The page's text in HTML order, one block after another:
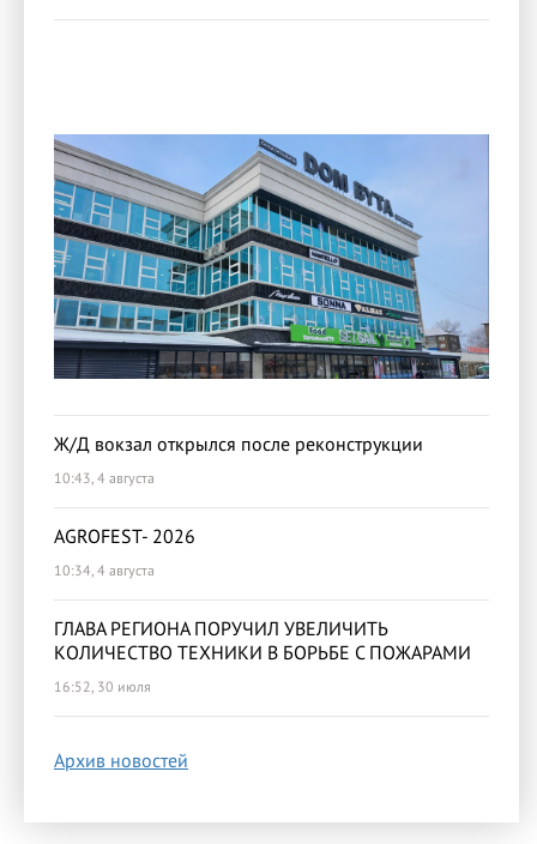
Ж/Д вокзал открылся после реконструкции
10:43, 4 августа
AGROFEST- 2026
10:34, 4 августа
ГЛАВА РЕГИОНА ПОРУЧИЛ УВЕЛИЧИТЬ
КОЛИЧЕСТВО ТЕХНИКИ В БОРЬБЕ С ПОЖАРАМИ
16:52, 30 июля
Архив новостей